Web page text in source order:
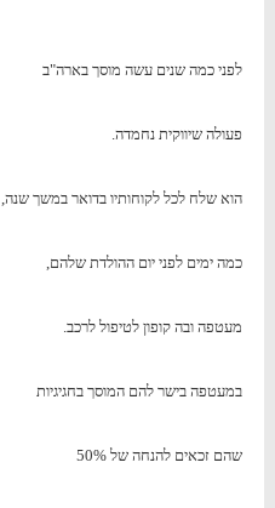
לפני כמה שנים עשה מוסך בארה"ב
פעולה שיווקית נחמדה.
הוא שלח לכל לקוחותיו בדואר במשך שנה,
כמה ימים לפני יום ההולדת שלהם,
מעטפה ובה קופון לטיפול לרכב.
במעטפה בישר להם המוסך בחגיגיות
שהם זכאים להנחה של 50%